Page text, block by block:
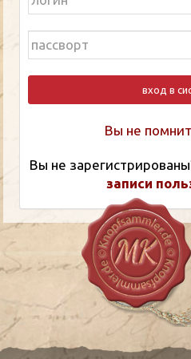
вход в
Вы не
Вы не
записи